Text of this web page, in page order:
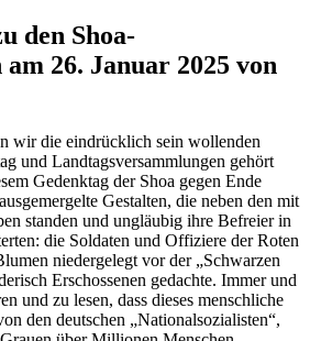
den Shoa-
26. Januar 2025 von
wir die eindrücklich sein wollenden
und Landtagsversammlungen gehört
Gedenktag der Shoa gegen Ende
Gestalten, die neben den mit
standen und ungläubig ihre Befreier in
die Soldaten und Offiziere der Roten
niedergelegt vor der „Schwarzen
Erschossenen gedachte. Immer und
und zu lesen, dass dieses menschliche
den deutschen „Nationalsozialisten“,